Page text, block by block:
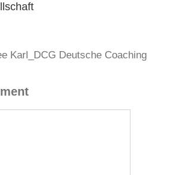
Karl_DCG Deutsche Coaching